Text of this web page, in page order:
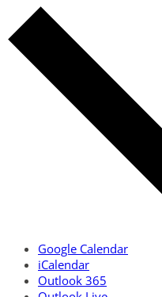
Google Calendar
iCalendar
Outlook 365